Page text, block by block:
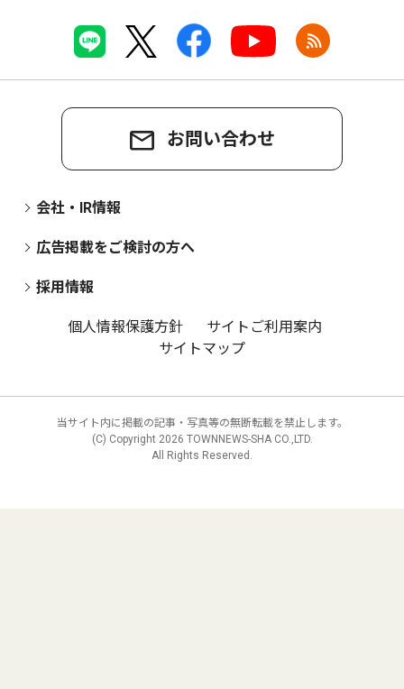
お問い合わせ
会社・IR情報
広告掲載をご検討の方へ
採用情報
個人情報保護方針
サイトご利用案内
サイトマップ
当サイト内に掲載の記事・写真等の無断転載を禁止します。
(C) Copyright 2026 TOWNNEWS-SHA CO.,LTD.
All Rights Reserved.